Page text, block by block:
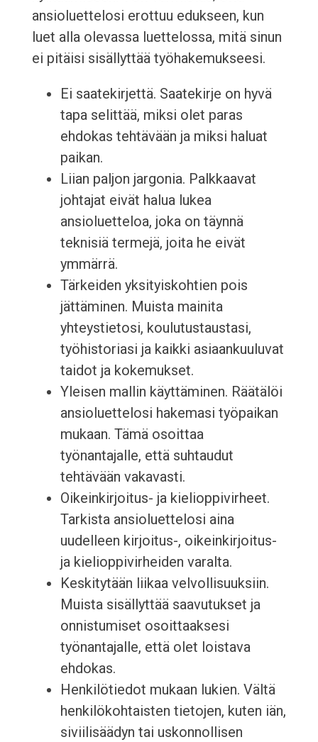
ansioluettelosi erottuu edukseen, kun
luet alla olevassa luettelossa, mitä sinun
ei pitäisi sisällyttää työhakemukseesi.
Ei saatekirjettä. Saatekirje on hyvä
tapa selittää, miksi olet paras
ehdokas tehtävään ja miksi haluat
paikan.
Liian paljon jargonia. Palkkaavat
johtajat eivät halua lukea
ansioluetteloa, joka on täynnä
teknisiä termejä, joita he eivät
ymmärrä.
Tärkeiden yksityiskohtien pois
jättäminen. Muista mainita
yhteystietosi, koulutustaustasi,
työhistoriasi ja kaikki asiaankuuluvat
taidot ja kokemukset.
Yleisen mallin käyttäminen. Räätälöi
ansioluettelosi hakemasi työpaikan
mukaan. Tämä osoittaa
työnantajalle, että suhtaudut
tehtävään vakavasti.
Oikeinkirjoitus- ja kielioppivirheet.
Tarkista ansioluettelosi aina
uudelleen kirjoitus-, oikeinkirjoitus-
ja kielioppivirheiden varalta.
Keskitytään liikaa velvollisuuksiin.
Muista sisällyttää saavutukset ja
onnistumiset osoittaaksesi
työnantajalle, että olet loistava
ehdokas.
Henkilötiedot mukaan lukien. Vältä
henkilökohtaisten tietojen, kuten iän,
siviilisäädyn tai uskonnollisen